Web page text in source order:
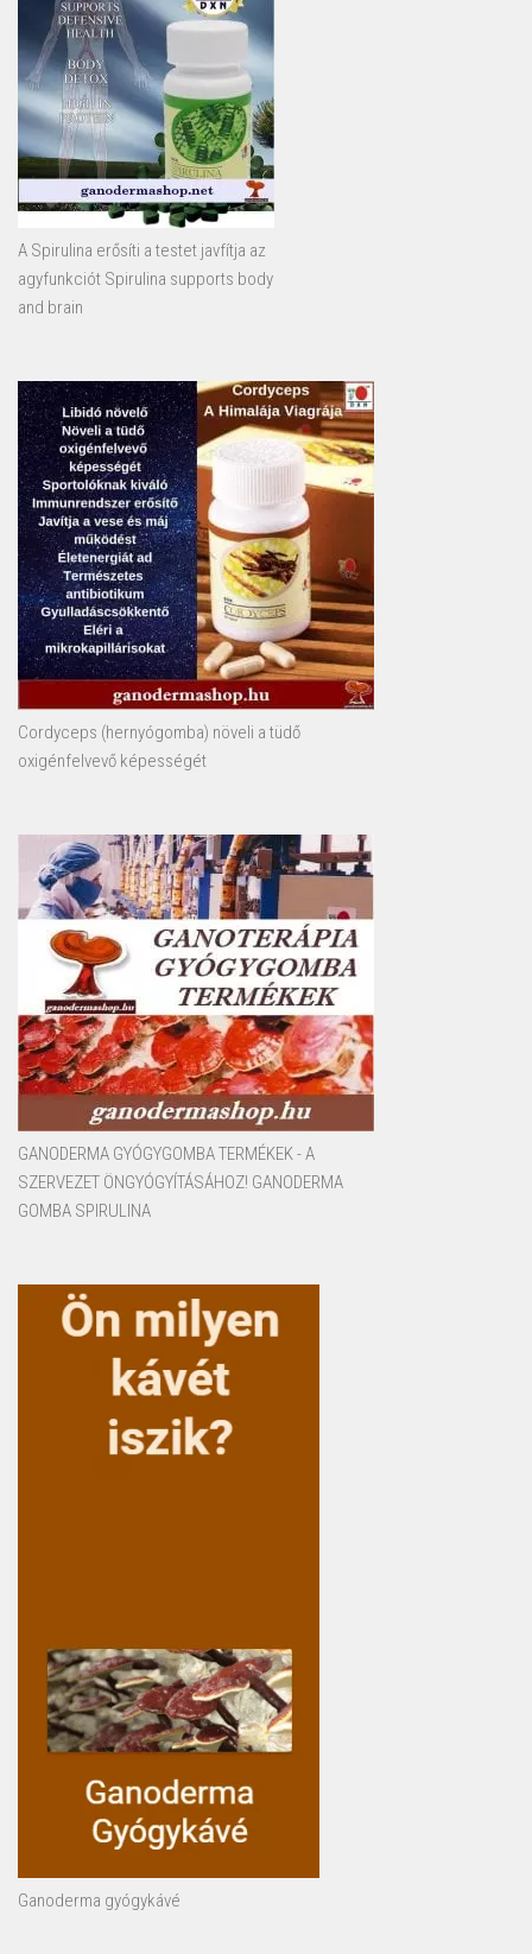
A Spirulina erősíti a testet javfítja az
agyfunkciót Spirulina supports body
and brain
Cordyceps (hernyógomba) növeli a tüdő
oxigénfelvevő képességét
GANODERMA GYÓGYGOMBA TERMÉKEK - A
SZERVEZET ÖNGYÓGYÍTÁSÁHOZ! GANODERMA
GOMBA SPIRULINA
Ganoderma gyógykávé